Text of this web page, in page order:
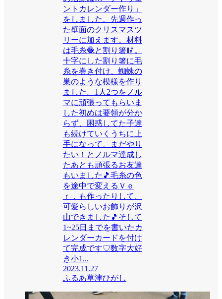
ントカレンダー作り」
をしました。先週作っ
た壁面のクリスマスツ
リーに加えます。材料
は毛糸🧶と割り箸🥢。
十字にした割り箸に毛
糸を巻き付け、蜘蛛の
巣のような模様を作り
ました。1人2つをノル
マに頑張ってもらいま
した初めは要領が分か
らず、困惑してた子達
も続けていくうちに上
手になって、まだやり
たい！とノルマ達成し
たあとも頑張るお友達
もいました🎵毛糸の色
を途中で変えるＶｅ
ｒ．も作ったりして、
可愛らしいお飾りが沢
山できました🎵そして
1~25日までを書いたカ
レンダーカードを付け
て完成です♡数字大好
き小1...
2023.11.27
ふるあ草津ひがし